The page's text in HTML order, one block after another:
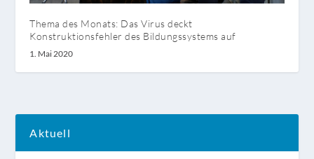
Thema des Monats: Das Virus deckt
Konstruktionsfehler des Bildungssystems auf
1. Mai 2020
Aktuell